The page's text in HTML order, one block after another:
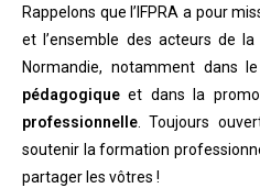
Rappelons que l’IFPRA a pour
et l’ensemble des acteurs de
Normandie, notamment dans
pédagogique et dans la
professionnelle. Toujours
soutenir la formation
partager les vôtres !